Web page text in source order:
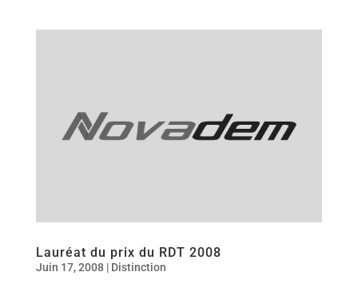
Lauréat du prix du RDT 2008
Juin 17, 2008| Distinction